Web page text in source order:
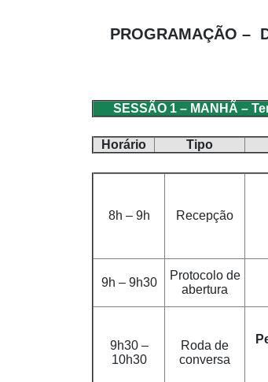
PROGRAMAÇÃO –
SESSÃO 1 – MANHÃ –
Horário Tipo
8h – 9h Recepção
9h – 9h30
Protocolo de
abertura
9h30 –
10h30
Roda de
conversa